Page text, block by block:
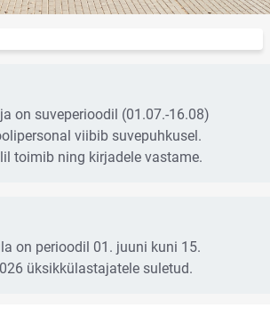
on suveperioodil (01.07.-16.08)
viibib suvepuhkusel.
toimib ning kirjadele vastame.
on perioodil 01. juuni kuni 15.
üksikkülastajatele suletud.